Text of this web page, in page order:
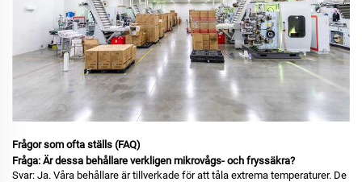
Frågor som ofta ställs (FAQ)
Fråga: Är dessa behållare verkligen mikrovågs- och fryssäkra?
Svar: Ja. Våra behållare är tillverkade för att tåla extrema temperaturer. De